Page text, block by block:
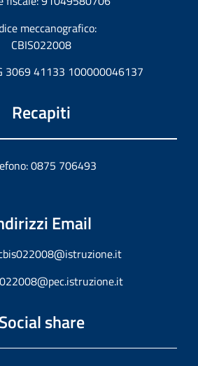
meccanografico:
CBIS022008
3069 41133 100000046137
Recapiti
0875 706493
Email
Social share